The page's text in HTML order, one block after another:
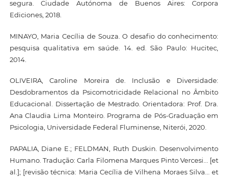
segura. Ciudade Autónoma de Buenos Aires: Corpora
Ediciones, 2018.
MINAYO, Maria Cecília de Souza. O desafio do conhecimento:
pesquisa qualitativa em saúde. 14. ed. São Paulo: Hucitec,
2014.
OLIVEIRA, Caroline Moreira de. Inclusão e Diversidade:
Desdobramentos da Psicomotricidade Relacional no Âmbito
Educacional. Dissertação de Mestrado. Orientadora: Prof. Dra.
Ana Claudia Lima Monteiro. Programa de Pós-Graduação em
Psicologia, Universidade Federal Fluminense, Niterói, 2020.
PAPALIA, Diane E.; FELDMAN, Ruth Duskin. Desenvolvimento
Humano. Tradução: Carla Filomena Marques Pinto Vercesi... [et
al.]; [revisão técnica: Maria Cecília de Vilhena Moraes Silva... et